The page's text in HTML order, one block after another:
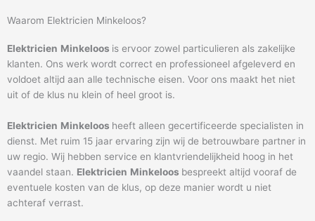
Waarom Elektricien Minkeloos?
Elektricien Minkeloos is ervoor zowel particulieren als zakelijke
klanten. Ons werk wordt correct en professioneel afgeleverd en
voldoet altijd aan alle technische eisen. Voor ons maakt het niet
uit of de klus nu klein of heel groot is.
Elektricien Minkeloos heeft alleen gecertificeerde specialisten in
dienst. Met ruim 15 jaar ervaring zijn wij de betrouwbare partner in
uw regio. Wij hebben service en klantvriendelijkheid hoog in het
vaandel staan. Elektricien Minkeloos bespreekt altijd vooraf de
eventuele kosten van de klus, op deze manier wordt u niet
achteraf verrast.